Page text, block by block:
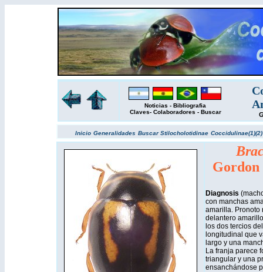
Noticias - Bibliografia
Claves- Colaboradores - Buscar
Inicio Generalidades BuscarStilocholotidinae Coccidulinae(1)(2)
Gordon
Diagnosis
con manchas
amarilla. Pronoto
delantero
los dos tercios
longitudinal que
largo y una
La franja parece
triangular y una
ensanchándose